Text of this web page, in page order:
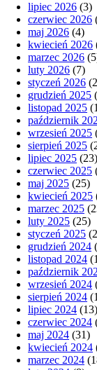
lipiec 2026 (3)
czerwiec 2026
maj 2026 (4)
kwiecień 2026
marzec 2026
luty 2026 (7)
styczeń 2026
grudzień 2025
listopad 2025
październik
wrzesień 2025
sierpień 2025
lipiec 2025 (23)
czerwiec 2025
maj 2025 (25)
kwiecień 2025
marzec 2025
luty 2025 (25)
styczeń 2025
grudzień 2024
listopad 2024
październik
wrzesień 2024
sierpień 2024
lipiec 2024 (13)
czerwiec 2024
maj 2024 (31)
kwiecień 2024
marzec 2024